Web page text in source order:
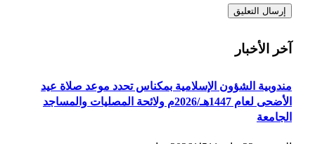
آخر الأخبار
مندوبية الشؤون الإسلامية بمكناس تحدد موعد صلاة عيد
الأضحى لعام 1447هـ/2026م ولائحة المصليات والمساجد
الجامعة